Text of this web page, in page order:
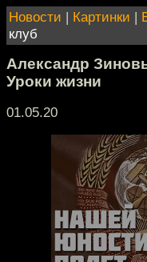
Новости | Картинки |
клуб
Александр
Уроки жизни
01.05.20